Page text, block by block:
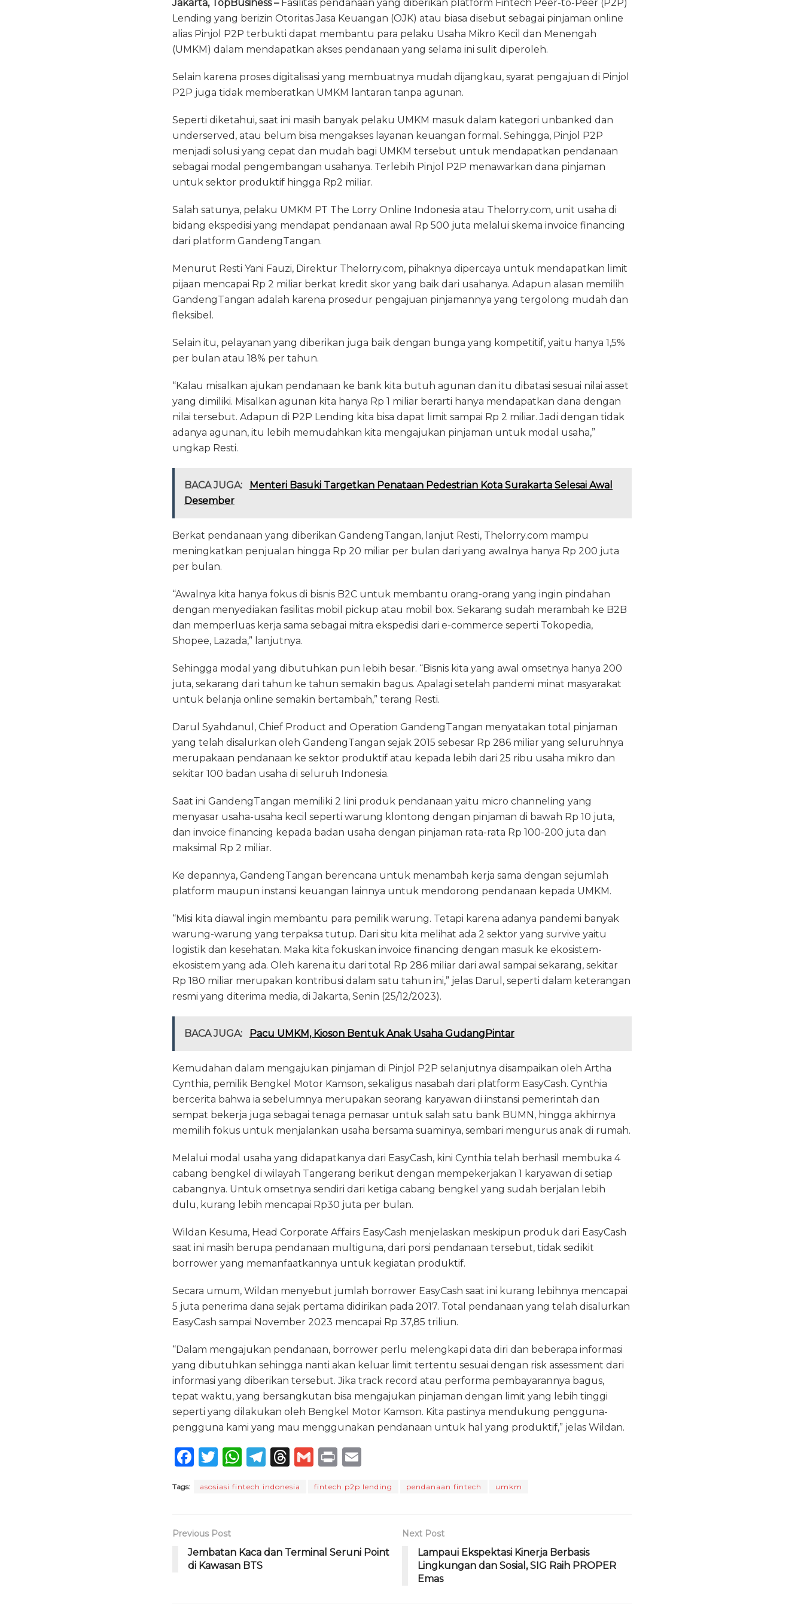
c
e
b
o
o
it
te
r
a
ts
A
p
e
g
ra
m
re
a
d
s
ai
l
n
t
ai
l
Jakarta, TopBusiness – Fasilitas pendanaan yang diberikan platform Fintech Peer-to-Peer (P2P)
Lending yang berizin Otoritas Jasa Keuangan (OJK) atau biasa disebut sebagai pinjaman online
alias Pinjol P2P terbukti dapat membantu para pelaku Usaha Mikro Kecil dan Menengah
(UMKM) dalam mendapatkan akses pendanaan yang selama ini sulit diperoleh.
Selain karena proses digitalisasi yang membuatnya mudah dijangkau, syarat pengajuan di Pinjol
P2P juga tidak memberatkan UMKM lantaran tanpa agunan.
Seperti diketahui, saat ini masih banyak pelaku UMKM masuk dalam kategori unbanked dan
underserved, atau belum bisa mengakses layanan keuangan formal. Sehingga, Pinjol P2P
menjadi solusi yang cepat dan mudah bagi UMKM tersebut untuk mendapatkan pendanaan
sebagai modal pengembangan usahanya. Terlebih Pinjol P2P menawarkan dana pinjaman
untuk sektor produktif hingga Rp2 miliar.
Salah satunya, pelaku UMKM PT The Lorry Online Indonesia atau Thelorry.com, unit usaha di
bidang ekspedisi yang mendapat pendanaan awal Rp 500 juta melalui skema invoice financing
dari platform GandengTangan.
Menurut Resti Yani Fauzi, Direktur Thelorry.com, pihaknya dipercaya untuk mendapatkan limit
pijaan mencapai Rp 2 miliar berkat kredit skor yang baik dari usahanya. Adapun alasan memilih
GandengTangan adalah karena prosedur pengajuan pinjamannya yang tergolong mudah dan
fleksibel.
Selain itu, pelayanan yang diberikan juga baik dengan bunga yang kompetitif, yaitu hanya 1,5%
per bulan atau 18% per tahun.
“Kalau misalkan ajukan pendanaan ke bank kita butuh agunan dan itu dibatasi sesuai nilai asset
yang dimiliki. Misalkan agunan kita hanya Rp 1 miliar berarti hanya mendapatkan dana dengan
nilai tersebut. Adapun di P2P Lending kita bisa dapat limit sampai Rp 2 miliar. Jadi dengan tidak
adanya agunan, itu lebih memudahkan kita mengajukan pinjaman untuk modal usaha,”
ungkap Resti.
BACA JUGA:
Menteri Basuki Targetkan Penataan Pedestrian Kota Surakarta Selesai Awal
Desember
Berkat pendanaan yang diberikan GandengTangan, lanjut Resti, Thelorry.com mampu
meningkatkan penjualan hingga Rp 20 miliar per bulan dari yang awalnya hanya Rp 200 juta
per bulan.
“Awalnya kita hanya fokus di bisnis B2C untuk membantu orang-orang yang ingin pindahan
dengan menyediakan fasilitas mobil pickup atau mobil box. Sekarang sudah merambah ke B2B
dan memperluas kerja sama sebagai mitra ekspedisi dari e-commerce seperti Tokopedia,
Shopee, Lazada,” lanjutnya.
Sehingga modal yang dibutuhkan pun lebih besar. “Bisnis kita yang awal omsetnya hanya 200
juta, sekarang dari tahun ke tahun semakin bagus. Apalagi setelah pandemi minat masyarakat
untuk belanja online semakin bertambah,” terang Resti.
Darul Syahdanul, Chief Product and Operation GandengTangan menyatakan total pinjaman
yang telah disalurkan oleh GandengTangan sejak 2015 sebesar Rp 286 miliar yang seluruhnya
merupakaan pendanaan ke sektor produktif atau kepada lebih dari 25 ribu usaha mikro dan
sekitar 100 badan usaha di seluruh Indonesia.
Saat ini GandengTangan memiliki 2 lini produk pendanaan yaitu micro channeling yang
menyasar usaha-usaha kecil seperti warung klontong dengan pinjaman di bawah Rp 10 juta,
dan invoice financing kepada badan usaha dengan pinjaman rata-rata Rp 100-200 juta dan
maksimal Rp 2 miliar.
Ke depannya, GandengTangan berencana untuk menambah kerja sama dengan sejumlah
platform maupun instansi keuangan lainnya untuk mendorong pendanaan kepada UMKM.
“Misi kita diawal ingin membantu para pemilik warung. Tetapi karena adanya pandemi banyak
warung-warung yang terpaksa tutup. Dari situ kita melihat ada 2 sektor yang survive yaitu
logistik dan kesehatan. Maka kita fokuskan invoice financing dengan masuk ke ekosistem-
ekosistem yang ada. Oleh karena itu dari total Rp 286 miliar dari awal sampai sekarang, sekitar
Rp 180 miliar merupakan kontribusi dalam satu tahun ini,” jelas Darul, seperti dalam keterangan
resmi yang diterima media, di Jakarta, Senin (25/12/2023).
BACA JUGA: Pacu UMKM, Kioson Bentuk Anak Usaha GudangPintar
Kemudahan dalam mengajukan pinjaman di Pinjol P2P selanjutnya disampaikan oleh Artha
Cynthia, pemilik Bengkel Motor Kamson, sekaligus nasabah dari platform EasyCash. Cynthia
bercerita bahwa ia sebelumnya merupakan seorang karyawan di instansi pemerintah dan
sempat bekerja juga sebagai tenaga pemasar untuk salah satu bank BUMN, hingga akhirnya
memilih fokus untuk menjalankan usaha bersama suaminya, sembari mengurus anak di rumah.
Melalui modal usaha yang didapatkanya dari EasyCash, kini Cynthia telah berhasil membuka 4
cabang bengkel di wilayah Tangerang berikut dengan mempekerjakan 1 karyawan di setiap
cabangnya. Untuk omsetnya sendiri dari ketiga cabang bengkel yang sudah berjalan lebih
dulu, kurang lebih mencapai Rp30 juta per bulan.
Wildan Kesuma, Head Corporate Affairs EasyCash menjelaskan meskipun produk dari EasyCash
saat ini masih berupa pendanaan multiguna, dari porsi pendanaan tersebut, tidak sedikit
borrower yang memanfaatkannya untuk kegiatan produktif.
Secara umum, Wildan menyebut jumlah borrower EasyCash saat ini kurang lebihnya mencapai
5 juta penerima dana sejak pertama didirikan pada 2017. Total pendanaan yang telah disalurkan
EasyCash sampai November 2023 mencapai Rp 37,85 triliun.
“Dalam mengajukan pendanaan, borrower perlu melengkapi data diri dan beberapa informasi
yang dibutuhkan sehingga nanti akan keluar limit tertentu sesuai dengan risk assessment dari
informasi yang diberikan tersebut. Jika track record atau performa pembayarannya bagus,
tepat waktu, yang bersangkutan bisa mengajukan pinjaman dengan limit yang lebih tinggi
seperti yang dilakukan oleh Bengkel Motor Kamson. Kita pastinya mendukung pengguna-
pengguna kami yang mau menggunakan pendanaan untuk hal yang produktif,” jelas Wildan.
F
c
b
o
o
T
it
r
W
a
p
p
T
e
m
T
re
s
G
ai
P
n ai
Tags: asosiasi fintech indonesia fintech p2p lending pendanaan fintech umkm
Previous Post
Jembatan Kaca dan Terminal Seruni Point
di Kawasan BTS
Next Post
Lampaui Ekspektasi Kinerja Berbasis
Lingkungan dan Sosial, SIG Raih PROPER
Emas